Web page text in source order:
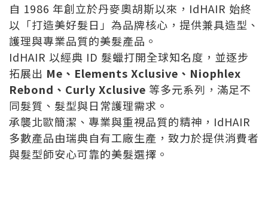
自 1986 年創立於丹麥奧胡斯以來，IdHAIR 始終
以「打造美好髮日」為品牌核心，提供兼具造型、
護理與專業品質的美髮產品。
IdHAIR 以經典 ID 髮蠟打開全球知名度，並逐步
拓展出 Me、Elements Xclusive、Niophlex
Rebond、Curly Xclusive 等多元系列，滿足不
同髮質、髮型與日常護理需求。
承襲北歐簡潔、專業與重視品質的精神，IdHAIR
多數產品由瑞典自有工廠生產，致力於提供消費者
與髮型師安心可靠的美髮選擇。